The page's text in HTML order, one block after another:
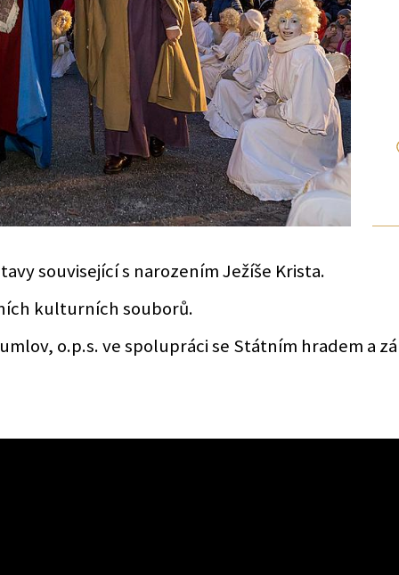
související s narozením Ježíše Krista.
kulturních souborů.
o.p.s. ve spolupráci se Státním hradem a